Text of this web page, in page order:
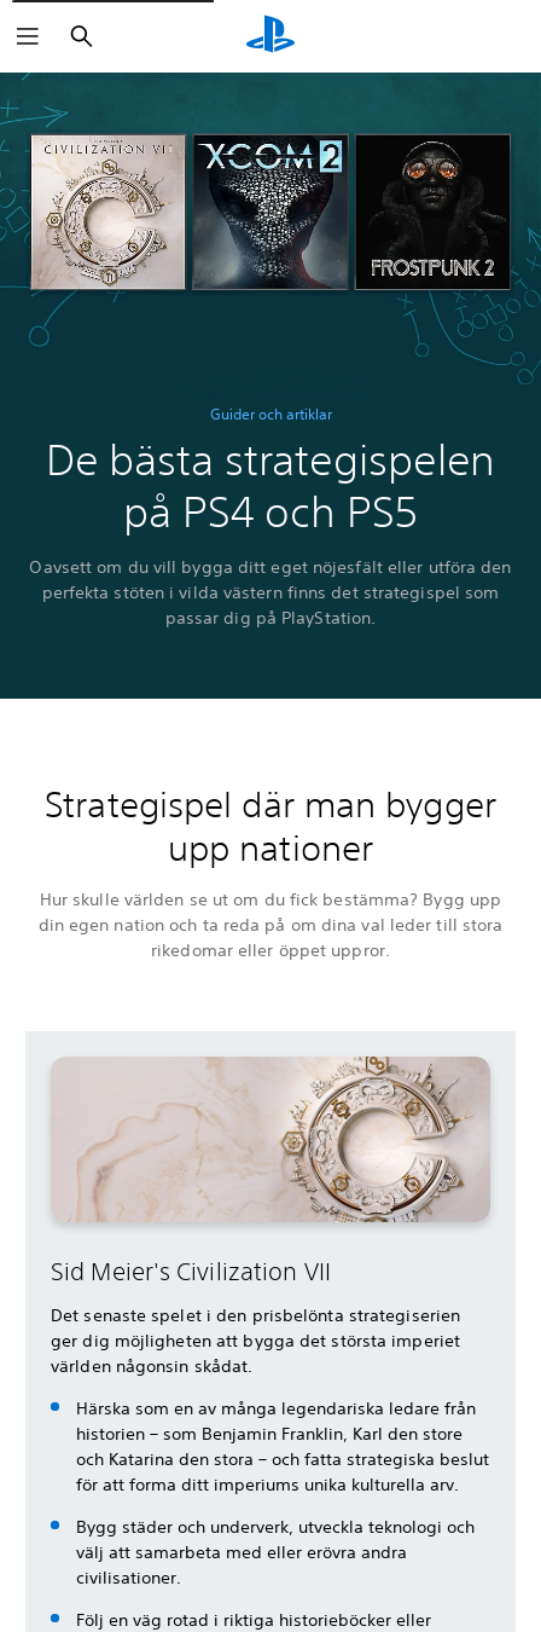
Sök
Guider och artiklar
De bästa strategispelen
på PS4 och PS5
Oavsett om du vill bygga ditt eget nöjesfält eller utföra den
perfekta stöten i vilda västern finns det strategispel som
passar dig på PlayStation.
Strategispel där man bygger
upp nationer
Hur skulle världen se ut om du fick bestämma? Bygg upp
din egen nation och ta reda på om dina val leder till stora
rikedomar eller öppet uppror.
Sid Meier's Civilization VII
Det senaste spelet i den prisbelönta strategiserien
ger dig möjligheten att bygga det största imperiet
världen någonsin skådat.
Härska som en av många legendariska ledare från
historien – som Benjamin Franklin, Karl den store
och Katarina den stora – och fatta strategiska beslut
för att forma ditt imperiums unika kulturella arv.
Bygg städer och underverk, utveckla teknologi och
välj att samarbeta med eller erövra andra
civilisationer.
Följ en väg rotad i riktiga historieböcker eller